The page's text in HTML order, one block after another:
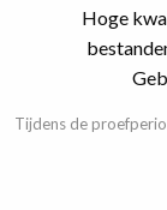
Hoge
Tijdens de